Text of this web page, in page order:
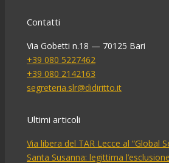
Contatti
Via Gobetti n.18 — 70125 Bari
+39 080 5227462
+39 080 2142163
segreteria.slr@didiritto.it
Ultimi articoli
Via libera del TAR Lecce al “Global
Santa Susanna: legittima